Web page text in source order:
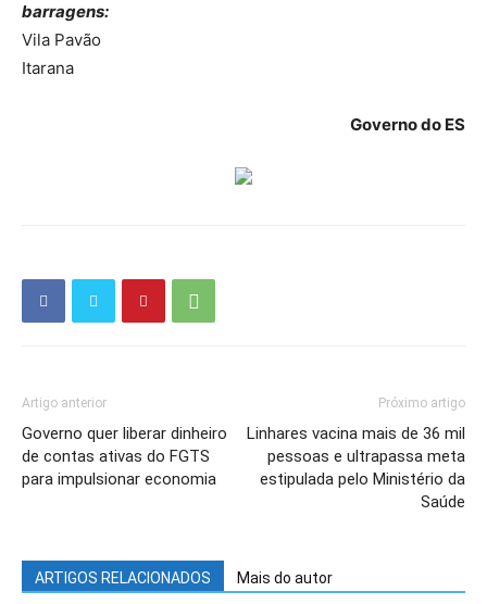
barragens:
Vila Pavão
Itarana
Governo do ES
Artigo anterior
Governo quer liberar dinheiro
de contas ativas do FGTS
para impulsionar economia
Próximo artigo
Linhares vacina mais de 36 mil
pessoas e ultrapassa meta
estipulada pelo Ministério da
Saúde
ARTIGOS RELACIONADOS Mais do autor